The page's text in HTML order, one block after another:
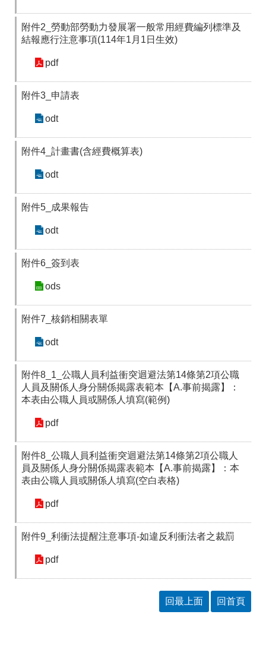
附件2_勞動部勞動力發展署一般常用經費編列標準及
結報應行注意事項(114年1月1日生效)
pdf
附件3_申請表
odt
附件4_計畫書(含經費概算表)
odt
附件5_成果報告
odt
附件6_簽到表
ods
附件7_核銷相關表單
odt
附件8_1_公職人員利益衝突迴避法第14條第2項公職
人員及關係人身分關係揭露表範本【A.事前揭露】：
本表由公職人員或關係人填寫(範例)
pdf
附件8_公職人員利益衝突迴避法第14條第2項公職人
員及關係人身分關係揭露表範本【A.事前揭露】：本
表由公職人員或關係人填寫(空白表格)
pdf
附件9_利衝法提醒注意事項-如違反利衝法者之裁罰
pdf
回最上面 回首頁